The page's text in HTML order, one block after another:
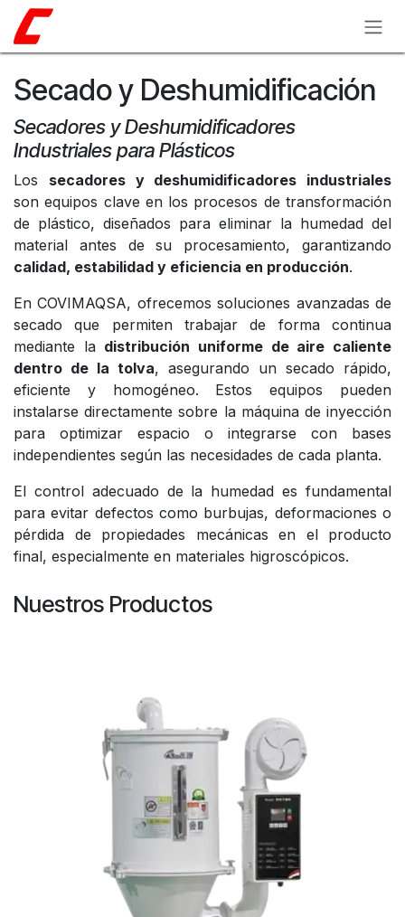
Ir al contenido
Secado y Deshumidificación
Secadores y Deshumidificadores
Industriales para Plásticos
Los secadores y deshumidificadores industriales
son equipos clave en los procesos de transformación
de plástico, diseñados para eliminar la humedad del
material antes de su procesamiento, garantizando
calidad, estabilidad y eficiencia en producción.
En COVIMAQSA, ofrecemos soluciones avanzadas de
secado que permiten trabajar de forma continua
mediante la distribución uniforme de aire caliente
dentro de la tolva, asegurando un secado rápido,
eficiente y homogéneo. Estos equipos pueden
instalarse directamente sobre la máquina de inyección
para optimizar espacio o integrarse con bases
independientes según las necesidades de cada planta.
El control adecuado de la humedad es fundamental
para evitar defectos como burbujas, deformaciones o
pérdida de propiedades mecánicas en el producto
final, especialmente en materiales higroscópicos.
Nuestros Productos